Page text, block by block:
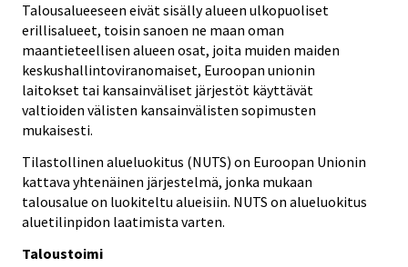
Talousalueeseen eivät sisälly alueen ulkopuoliset
erillisalueet, toisin sanoen ne maan oman
maantieteellisen alueen osat, joita muiden maiden
keskushallintoviranomaiset, Euroopan unionin
laitokset tai kansainväliset järjestöt käyttävät
valtioiden välisten kansainvälisten sopimusten
mukaisesti.
Tilastollinen alueluokitus (NUTS) on Euroopan Unionin
kattava yhtenäinen järjestelmä, jonka mukaan
talousalue on luokiteltu alueisiin. NUTS on alueluokitus
aluetilinpidon laatimista varten.
Taloustoimi